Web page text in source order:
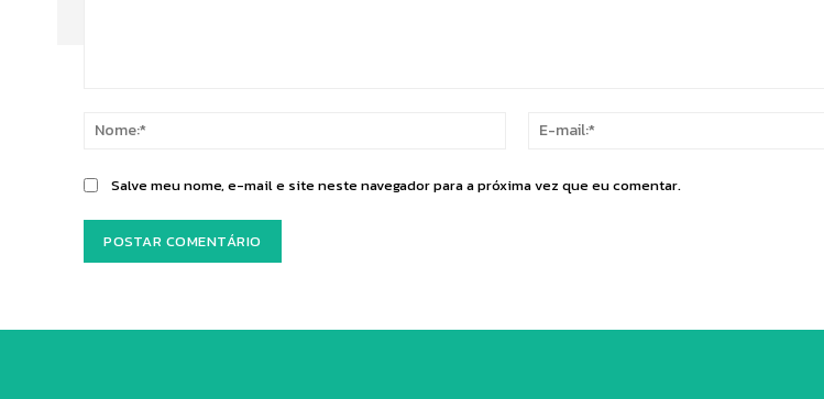
Nome:*
Salve meu nome, e-mail e site neste navegador para a próxima vez que eu comentar.